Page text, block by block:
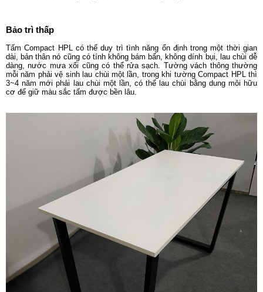
Bảo trì thấp
Tấm Compact HPL có thể duy trì tình năng ổn định trong một thời gian
dài, bản thân nó cũng có tính không bám bẩn, không dính bụi, lau chùi dễ
dàng, nước mưa xối cũng có thể rửa sạch. Tường vách thông thường
mỗi năm phải vệ sinh lau chùi một lần, trong khi tường Compact HPL thì
3~4 năm mới phải lau chùi một lần, có thể lau chùi bằng dung môi hữu
cơ để giữ màu sắc tấm được bền lâu.